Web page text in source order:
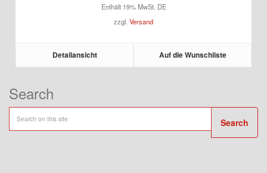
Enthält 19% MwSt. DE
zzgl. Versand
Detailansicht Auf die Wunschliste
Search
Search